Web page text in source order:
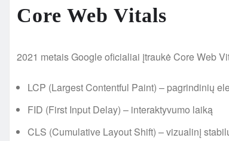
Core Web Vitals
2021 metais Google oficialiai įtraukė Core Web
LCP (Largest Contentful Paint) – pagrindinių
FID (First Input Delay) – interaktyvumo laiką
CLS (Cumulative Layout Shift) – vizualinį